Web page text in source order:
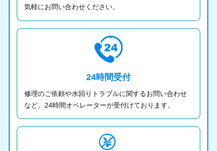
気軽にお問い合わせください。
24時間受付
修理のご依頼や水回りトラブルに関するお問い合わせ
など、24時間オペレーターが受付けております。